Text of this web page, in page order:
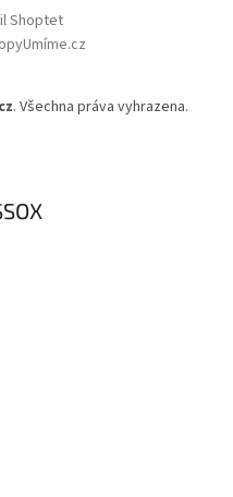
Shoptet
. Všechna práva vyhrazena.